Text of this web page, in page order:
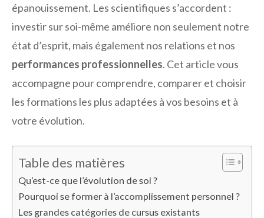
épanouissement. Les scientifiques s’accordent :
investir sur soi-même améliore non seulement notre
état d’esprit, mais également nos relations et nos
performances professionnelles. Cet article vous
accompagne pour comprendre, comparer et choisir
les formations les plus adaptées à vos besoins et à
votre évolution.
Table des matières
Qu’est-ce que l’évolution de soi ?
Pourquoi se former à l’accomplissement personnel ?
Les grandes catégories de cursus existants